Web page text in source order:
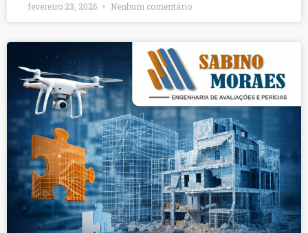
fevereiro 23, 2026 Nenhum comentário